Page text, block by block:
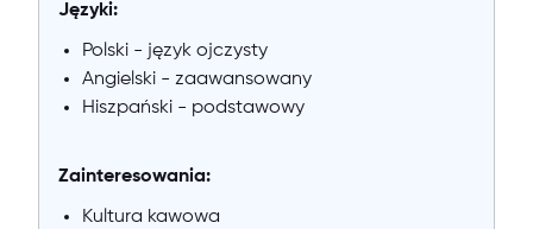
Języki:
Polski - język ojczysty
Angielski - zaawansowany
Hiszpański - podstawowy
Zainteresowania:
Kultura kawowa